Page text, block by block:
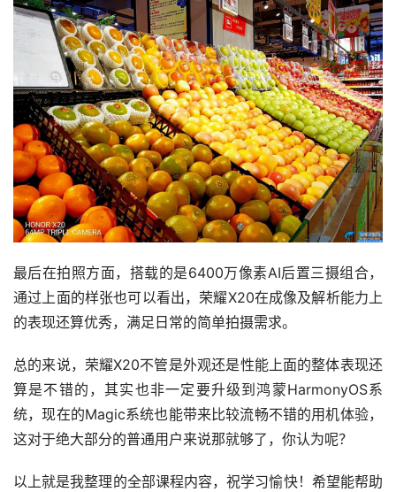
最后在拍照方面，搭载的是6400万像素AI后置三摄组合，
通过上面的样张也可以看出，荣耀X20在成像及解析能力上
的表现还算优秀，满足日常的简单拍摄需求。
总的来说，荣耀X20不管是外观还是性能上面的整体表现还
算是不错的，其实也非一定要升级到鸿蒙HarmonyOS系
统，现在的Magic系统也能带来比较流畅不错的用机体验，
这对于绝大部分的普通用户来说那就够了，你认为呢？
以上就是我整理的全部课程内容，祝学习愉快！希望能帮助